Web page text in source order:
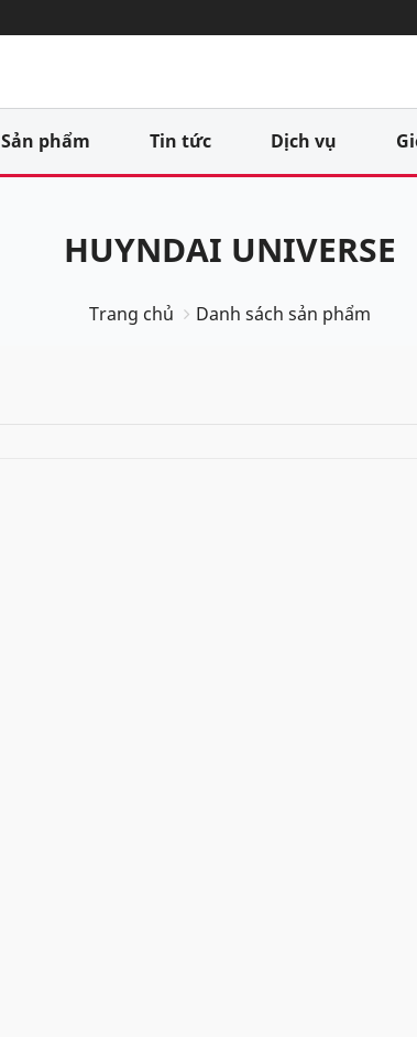
Sản phẩm Tin tức Dịch vụ
HUYNDAI UNIVERSE
Trang chủ Danh sách sản phẩm